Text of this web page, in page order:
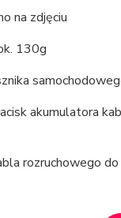
na zdjęciu
130g
akumulatora
rozruchowego